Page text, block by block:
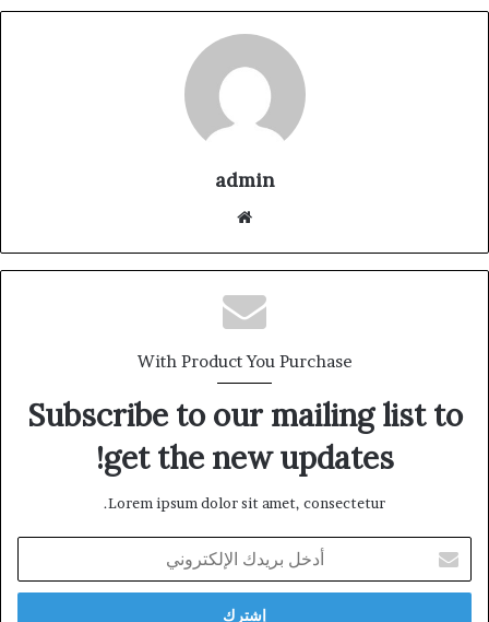
admin
With Product You Purchase
Subscribe to our mailing list to
get the new updates!
Lorem ipsum dolor sit amet, consectetur.
بريدك
الإلكتروني